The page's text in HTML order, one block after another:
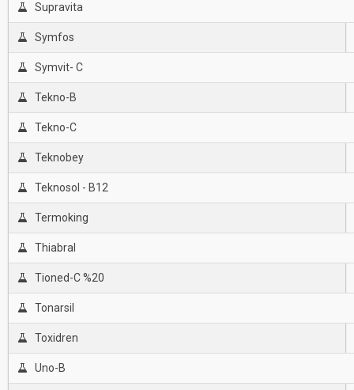
Supravita
Symfos
Symvit- C
Tekno-B
Tekno-C
Teknobey
Teknosol - B12
Termoking
Thiabral
Tioned-C %20
Tonarsil
Toxidren
Uno-B